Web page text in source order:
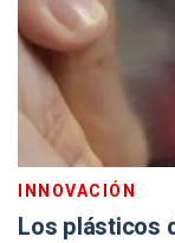
INNOVACIÓN
Los plásticos